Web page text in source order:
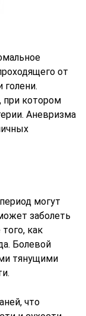
от
при котором
Аневризма
могут
заболеть
как
Болевой
тянущими
что